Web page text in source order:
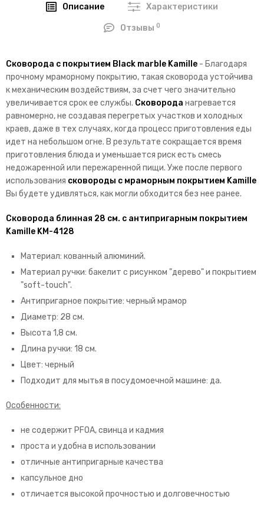
Описание Характеристики
Отзывы0
Сковорода с покрытием Black marble Kamille - Благодаря
прочному мраморному покрытию, такая сковорода устойчива
к механическим воздействиям, за счет чего значительно
увеличивается срок ее службы. Сковорода нагревается
равномерно, не создавая перегретых участков и холодных
краев, даже в тех случаях, когда процесс приготовления еды
идет на небольшом огне. В результате сокращается время
приготовления блюда и уменьшается риск есть смесь
недожаренной или пережаренной пищи. Уже после первого
использования сковороды с мраморным покрытием Kamille
Вы будете удивляться, как могли обходится без нее ранее.
Сковорода блинная 28 см. с антипригарным покрытием
Kamille KM-4128
Материал: кованный алюминий.
Материал ручки: бакелит с рисунком "дерево" и покрытием
"soft-touch".
Антипригарное покрытие: черный мрамор
Диаметр: 28 см.
Высота 1,8 см.
Длина ручки: 18 см.
Цвет: черный
Подходит для мытья в посудомоечной машине: да.
Особенности:
не содержит PFOA, свинца и кадмия
проста и удобна в использовании
отличные антипригарные качества
капсульное дно
отличается высокой прочностью и долговечностью